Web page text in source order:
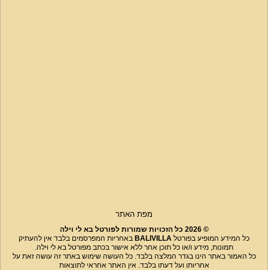
מפת האתר
© 2026 כל הזכויות שמורות לפורטל בא לי וילה
כל המידע המופיע בפורטל BALIVILLA באחריות המפרסמים בלבד אין להעתיק
תמונות, מידע ו/או כל תוכן אחר ללא אישור בכתב מפורטל בא לי וילה.
כל האמור באתר הינו בגדר המלצה בלבד. כל העושה שימוש באתר זה עושה זאת על
אחריותו ועל דעתו בלבד. אין האתר אחראי לתוצאות